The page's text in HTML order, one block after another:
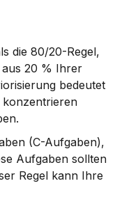
die 80/20-Regel,
aus 20 % Ihrer
bedeutet
konzentrieren
(C-Aufgaben),
Aufgaben sollten
Regel kann Ihre